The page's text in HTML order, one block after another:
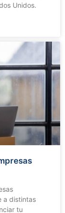
Unidos.
a distintas
tu